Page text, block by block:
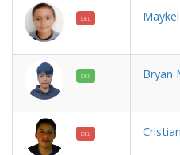
DEL
DEF Bryan
DEL